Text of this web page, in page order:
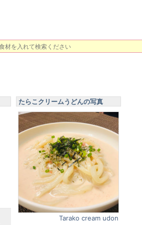
たらこクリームうどんの写真
Tarako cream udon